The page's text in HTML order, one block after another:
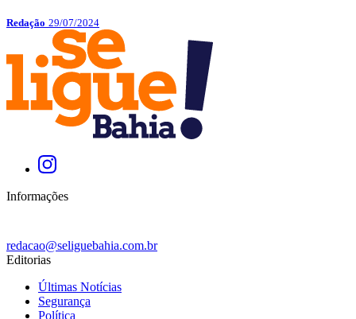
Redação 29/07/2024
Informações
redacao@seliguebahia.com.br
Editorias
Últimas Notícias
Segurança
Política